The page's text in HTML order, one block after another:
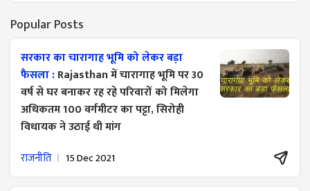
Popular Posts
सरकार का चारागाह भूमि को लेकर बड़ा
फैसला :Rajasthan में चारागाह भूमि पर 30
वर्ष से घर बनाकर रह रहे परिवारों को मिलेगा
अधिकतम 100 वर्गमीटर का पट्टा, सिरोही
विधायक ने उठाई थी मांग
राजनीति 15 Dec 2021